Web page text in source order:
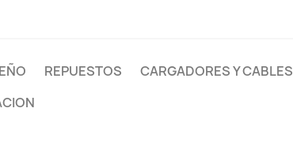
REPUESTOS CARGADORES Y CABLES